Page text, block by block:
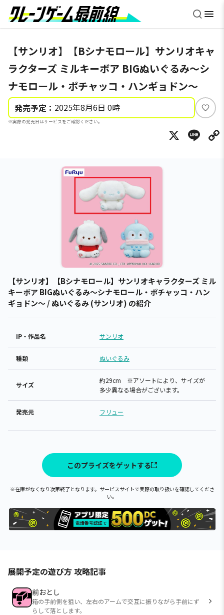
【サンリオ】【Bシナモロール】サンリオキャ
ラクターズ ミルキーボア BIGぬいぐるみ～シ
ナモロール・ポチャッコ・ハンギョドン～
発売予定： 2025年8月6日 0時
※実際の発売日はサービスをご確認ください。
い
ね
X
【サンリオ】【Bシナモロール】サンリオキャラクターズ ミル
キーボア BIGぬいぐるみ～シナモロール・ポチャッコ・ハン
ギョドン～ / ぬいぐるみ (サンリオ) の紹介
IP・作品名 サンリオ
種類 ぬいぐるみ
サイズ
約29cm ※アソートにより、サイズが
多少異なる場合がございます。
発売元 フリュー
このプライズをゲットする
※在庫がなくなり次第終了となります。サービスサイトで実際の取り扱いを確認してくださ
い。
展開予定の遊び方 攻略記事
前おとし
箱の手前側を狙い、左右のアームで交互に振りながら手前にず
らして落とします。